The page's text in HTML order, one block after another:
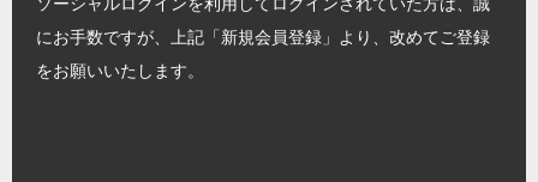
にお手数ですが、上記「新規会員登録」より、改めてご登録
をお願いいたします。